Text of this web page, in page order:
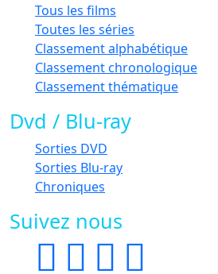
Tous les films
Toutes les séries
Classement alphabétique
Classement chronologique
Classement thématique
Dvd / Blu-ray
Sorties DVD
Sorties Blu-ray
Chroniques
Suivez nous